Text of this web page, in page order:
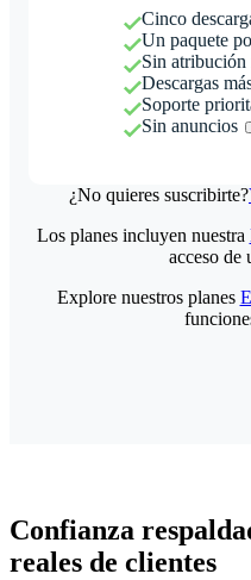
Cinco
Un paquete
Sin atribución
Descargas
Soporte
Sin anuncios
¿No quieres suscribirte?
Los planes incluyen nuestra
acceso de
Explore nuestros planes
Confianza
reales de clientes